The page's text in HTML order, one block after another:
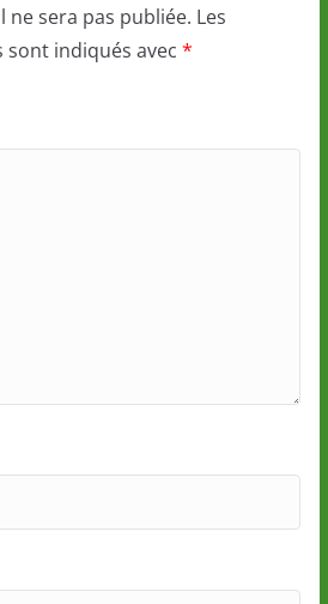
ne sera pas publiée. Les
indiqués avec *